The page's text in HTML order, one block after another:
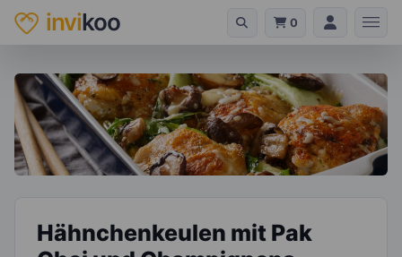
invikoo 0
Hähnchenkeulen mit Pak